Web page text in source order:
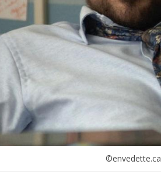
©envedette.ca